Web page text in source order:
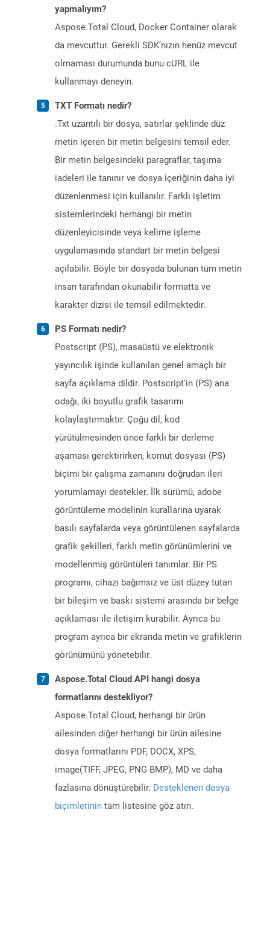
yapmalıyım?
Aspose.Total Cloud, Docker Container olarak
da mevcuttur. Gerekli SDK’nızın henüz mevcut
olmaması durumunda bunu cURL ile
kullanmayı deneyin.
TXT Formatı nedir?
.Txt uzantılı bir dosya, satırlar şeklinde düz
metin içeren bir metin belgesini temsil eder.
Bir metin belgesindeki paragraflar, taşıma
iadeleri ile tanınır ve dosya içeriğinin daha iyi
düzenlenmesi için kullanılır. Farklı işletim
sistemlerindeki herhangi bir metin
düzenleyicisinde veya kelime işleme
uygulamasında standart bir metin belgesi
açılabilir. Böyle bir dosyada bulunan tüm metin
insan tarafından okunabilir formatta ve
karakter dizisi ile temsil edilmektedir.
PS Formatı nedir?
Postscript (PS), masaüstü ve elektronik
yayıncılık işinde kullanılan genel amaçlı bir
sayfa açıklama dildir. Postscript'in (PS) ana
odağı, iki boyutlu grafik tasarımı
kolaylaştırmaktır. Çoğu dil, kod
yürütülmesinden önce farklı bir derleme
aşaması gerektirirken, komut dosyası (PS)
biçimi bir çalışma zamanını doğrudan ileri
yorumlamayı destekler. İlk sürümü, adobe
görüntüleme modelinin kurallarına uyarak
basılı sayfalarda veya görüntülenen sayfalarda
grafik şekilleri, farklı metin görünümlerini ve
modellenmiş görüntüleri tanımlar. Bir PS
programı, cihazı bağımsız ve üst düzey tutan
bir bileşim ve baskı sistemi arasında bir belge
açıklaması ile iletişim kurabilir. Ayrıca bu
program ayrıca bir ekranda metin ve grafiklerin
görünümünü yönetebilir.
Aspose.Total Cloud API hangi dosya
formatlarını destekliyor?
Aspose.Total Cloud, herhangi bir ürün
ailesinden diğer herhangi bir ürün ailesine
dosya formatlarını PDF, DOCX, XPS,
image(TIFF, JPEG, PNG BMP), MD ve daha
fazlasına dönüştürebilir. Desteklenen dosya
biçimlerinin tam listesine göz atın.